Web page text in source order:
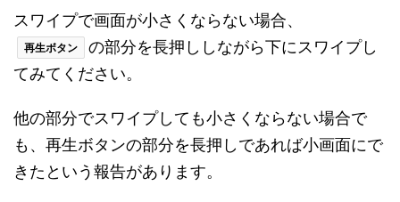
スワイプで画面が小さくならない場合、
再生ボタン
の部分を長押ししながら下にスワイプし
てみてください。
他の部分でスワイプしても小さくならない場合で
も、再生ボタンの部分を長押しであれば小画面にで
きたという報告があります。